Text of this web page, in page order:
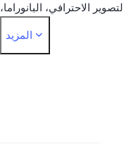
الاحترافي، البانوراما،
المستندات، العرض المزدوج
المزيد